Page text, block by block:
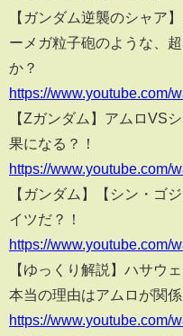
【ガンダム逆襲のシャア
ーメガ粒子砲のような、
か？
https://www.youtube.com/
【Zガンダム】アムロVS
果になる？！
https://www.youtube.com/
【ガンダム】【シン・ゴ
イツだ？！
https://www.youtube.com/
【ゆっくり解説】ハサウ
本当の理由はアムロが関係
https://www.youtube.com/